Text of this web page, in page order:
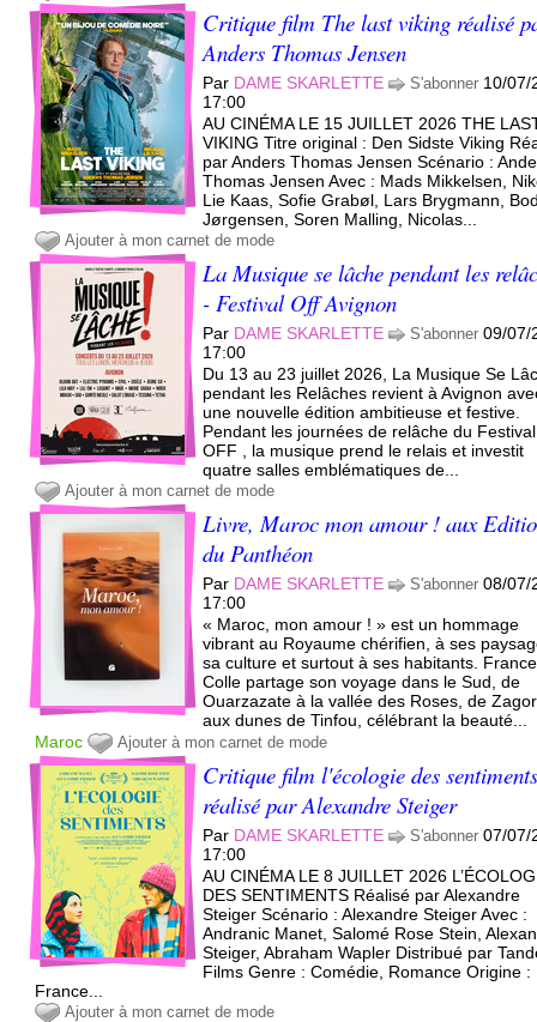
Critique film The last viking réalisé
Anders Thomas Jensen
Par DAME SKARLETTE S'abonner 10/07/
17:00
AU CINÉMA LE 15 JUILLET 2026 THE
VIKING Titre original : Den Sidste Viking
par Anders Thomas Jensen Scénario :
Thomas Jensen Avec : Mads Mikkelsen,
Lie Kaas, Sofie Grabøl, Lars Brygmann,
Jørgensen, Soren Malling, Nicolas...
Ajouter à mon carnet de mode
La Musique se lâche pendant les
- Festival Off Avignon
Par DAME SKARLETTE S'abonner 09/07/
17:00
Du 13 au 23 juillet 2026, La Musique Se
pendant les Relâches revient à Avignon
une nouvelle édition ambitieuse et festive.
Pendant les journées de relâche du Festival
OFF , la musique prend le relais et investit
quatre salles emblématiques de...
Ajouter à mon carnet de mode
Livre, Maroc mon amour ! aux
du Panthéon
Par DAME SKARLETTE S'abonner 08/07/
17:00
« Maroc, mon amour ! » est un hommage
vibrant au Royaume chérifien, à ses
sa culture et surtout à ses habitants. France
Colle partage son voyage dans le Sud, de
Ouarzazate à la vallée des Roses, de
aux dunes de Tinfou, célébrant la beauté...
Maroc
Ajouter à mon carnet de mode
Critique film l'écologie des
réalisé par Alexandre Steiger
Par DAME SKARLETTE S'abonner 07/07/
17:00
AU CINÉMA LE 8 JUILLET 2026
DES SENTIMENTS Réalisé par Alexandre
Steiger Scénario : Alexandre Steiger Avec :
Andranic Manet, Salomé Rose Stein,
Steiger, Abraham Wapler Distribué par
Films Genre : Comédie, Romance Origine :
France...
Ajouter à mon carnet de mode